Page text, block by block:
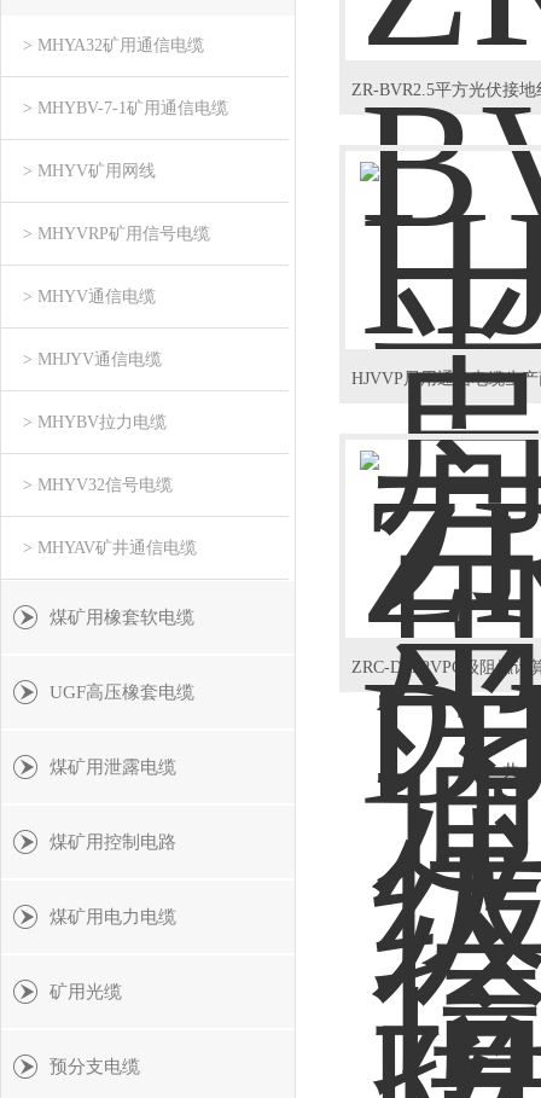
> MHYA32矿用通信电缆
> MHYBV-7-1矿用通信电缆
> MHYV矿用网线
> MHYVRP矿用信号电缆
> MHYV通信电缆
> MHJYV通信电缆
> MHYBV拉力电缆
> MHYV32信号电缆
> MHYAV矿井通信电缆
煤矿用橡套软电缆
UGF高压橡套电缆
煤矿用泄露电缆
煤矿用控制电路
煤矿用电力电缆
矿用光缆
预分支电缆
共